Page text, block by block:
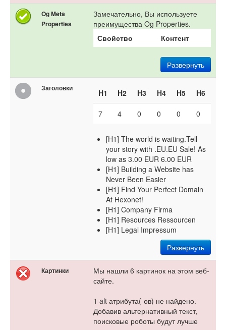
Og Meta
Properties
Замечательно, Вы используете
преимущества Og Properties.
Свойство
Контент
Развернуть
Заголовки H1 H2 H3 H4 H5 H6
7 4 0 0 0 0
[H1] The world is waiting.Tell
your story with .EU.EU Sale! As
low as 3.00 EUR 6.00 EUR
[H1] Building a Website has
Never Been Easier
[H1] Find Your Perfect Domain
At Hexonet!
[H1] Company Firma
[H1] Resources Ressourcen
[H1] Legal Impressum
Развернуть
Картинки
Мы нашли 6 картинок на этом веб-
сайте.
1 alt атрибута(-ов) не найдено.
Добавив альтернативный текст,
поисковые роботы будут лучше